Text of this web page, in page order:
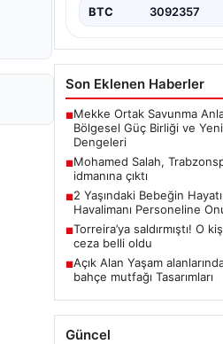
BTC 3092357
Son Eklenen Haberler
■Mekke Ortak Savunma
Bölgesel Güç Birliği ve
Dengeleri
■Mohamed Salah,
idmanına çıktı
■2 Yaşındaki Bebeğin
Havalimanı Personeline
■Torreira’ya saldırmıştı! O
ceza belli oldu
■Açık Alan Yaşam
bahçe mutfağı Tasarımları
Güncel